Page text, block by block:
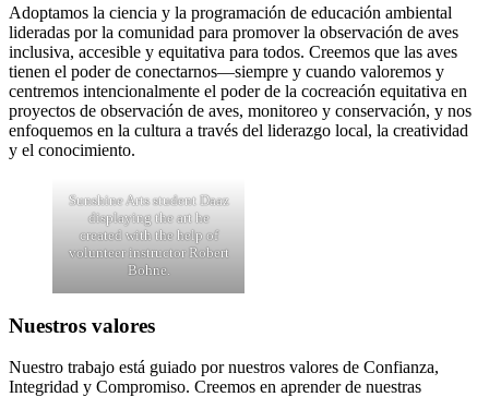
Adoptamos la ciencia y la programación de educación ambiental
lideradas por la comunidad para promover la observación de aves
inclusiva, accesible y equitativa para todos. Creemos que las aves
tienen el poder de conectarnos—siempre y cuando valoremos y
centremos intencionalmente el poder de la cocreación equitativa en
proyectos de observación de aves, monitoreo y conservación, y nos
enfoquemos en la cultura a través del liderazgo local, la creatividad
y el conocimiento.
Sunshine Arts student Daaz
displaying the art he
created with the help of
volunteer instructor Robert
Bohne.
Nuestros valores
Nuestro trabajo está guiado por nuestros valores de Confianza,
Integridad y Compromiso. Creemos en aprender de nuestras